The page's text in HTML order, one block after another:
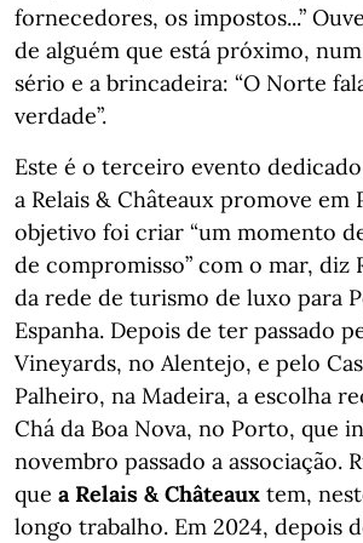
fornecedores, os impostos...”
de alguém que está próximo,
sério e a brincadeira: “O Norte
verdade”.
Este é o terceiro evento
a Relais & Châteaux promove em
objetivo foi criar “um momento
de compromisso” com o mar, diz
da rede de turismo de luxo para
Espanha. Depois de ter passado
Vineyards, no Alentejo, e pelo
Palheiro, na Madeira, a escolha
Chá da Boa Nova, no Porto, que
novembro passado a associação.
que a Relais & Châteaux tem,
longo trabalho. Em 2024, depois